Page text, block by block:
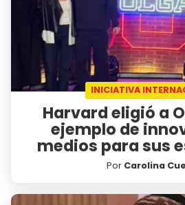
INICIATIVA
Harvard eligió a
ejemplo de
medios para sus
Por Carolina